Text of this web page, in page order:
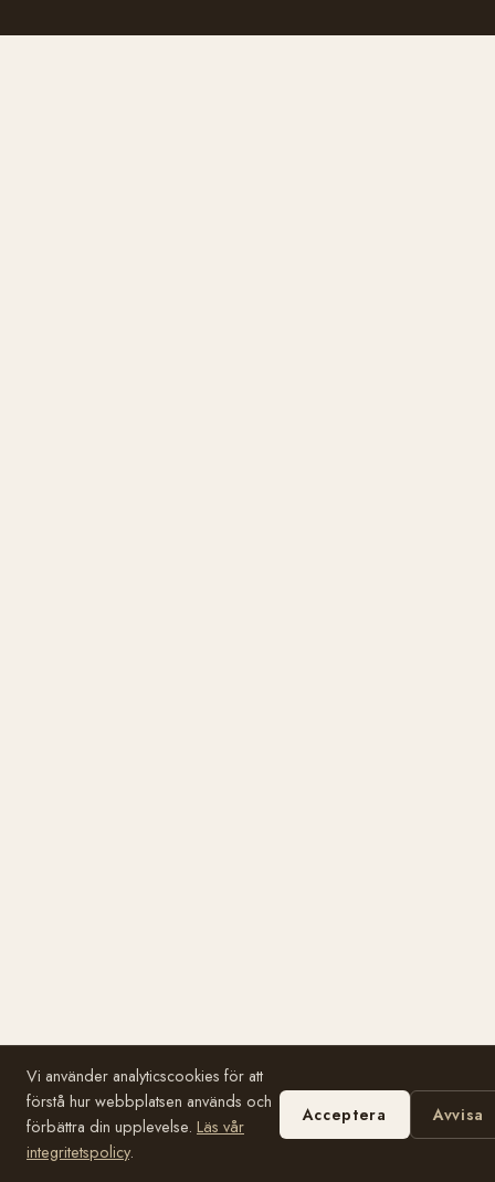
Vi använder analyticscookies för att
förstå hur webbplatsen används och
förbättra din upplevelse. Läs vår
integritetspolicy.
Acceptera Avvisa